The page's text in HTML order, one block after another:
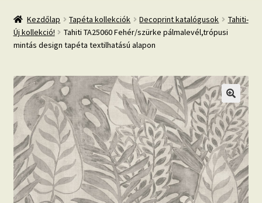
Népszerű tapéták
Tapéta BLOG
Mi az a fotótapéta?
Tapétázási tanácsok
Beton hatású tapéták
Kapcsolat
Kezdőlap Tapéta kollekciók Decoprint katalógusok
Tahiti-
Új kollekció!
Tahiti TA25060 Fehér/szürke pálmalevél,trópusi
mintás design tapéta textilhatású alapon